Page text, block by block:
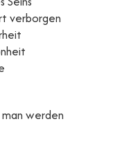
verborgen
man werden